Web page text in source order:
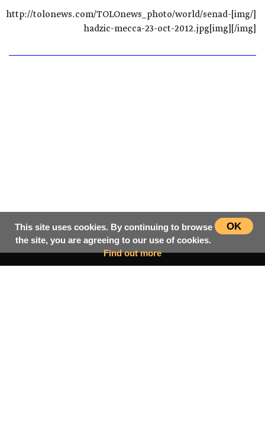
[/img]http://tolonews.com/TOLOnews_photo/world/senad-
hadzic-mecca-23-oct-2012.jpg[img][/img]
OK
This site uses cookies. By continuing to browse
the site, you are agreeing to our use of cookies.
Find out more